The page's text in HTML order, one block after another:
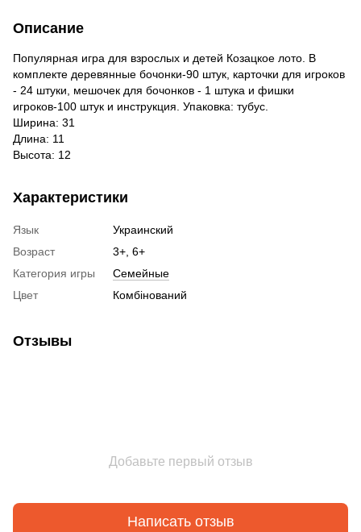
Описание
Популярная игра для взрослых и детей Козацкое лото. В
комплекте деревянные бочонки-90 штук, карточки для игроков
- 24 штуки, мешочек для бочонков - 1 штука и фишки
игроков-100 штук и инструкция. Упаковка: тубус.
Ширина: 31
Длина: 11
Высота: 12
Характеристики
Язык
Украинский
Возраст
3+, 6+
Категория игры
Семейные
Цвет
Комбінований
Отзывы
Добавьте первый отзыв
Написать отзыв